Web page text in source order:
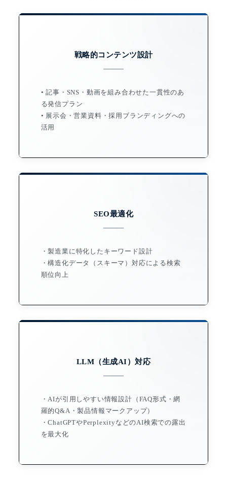
戦略的コンテンツ設計
• 記事・SNS・動画を組み合わせた一貫性のあ
る発信プラン
• 展示会・営業資料・採用ブランディングへの
活用
SEO最適化
・製造業に特化したキーワード設計
・構造化データ（スキーマ）対応による検索
順位向上
LLM（生成AI）対応
・AIが引用しやすい情報設計（FAQ形式・網
羅的Q&A・製品情報マークアップ）
・ChatGPTやPerplexityなどのAI検索での露出
を最大化